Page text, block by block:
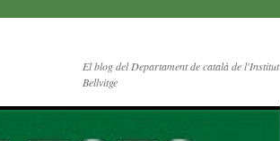
El blog del Departament de català de l'Institut
Bellvitge